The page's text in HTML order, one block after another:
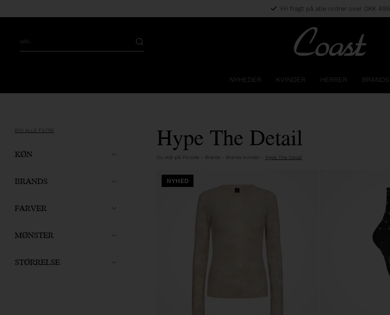
Fri fragt på alle ordrer over DKK 499
NYHEDER KVINDER HERRER BRANDS
RYD ALLE FILTRE
KØN
BRANDS
FARVER
MØNSTER
STØRRELSE
Hype The Detail
Du står på: Forside - Brands- Brands kvinder - Hype The Detail
NYHED